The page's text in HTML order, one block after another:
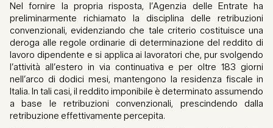
Nel fornire la propria risposta, l’Agenzia delle Entrate ha
preliminarmente richiamato la disciplina delle retribuzioni
convenzionali, evidenziando che tale criterio costituisce una
deroga alle regole ordinarie di determinazione del reddito di
lavoro dipendente e si applica ai lavoratori che, pur svolgendo
l’attività all’estero in via continuativa e per oltre 183 giorni
nell’arco di dodici mesi, mantengono la residenza fiscale in
Italia. In tali casi, il reddito imponibile è determinato assumendo
a base le retribuzioni convenzionali, prescindendo dalla
retribuzione effettivamente percepita.